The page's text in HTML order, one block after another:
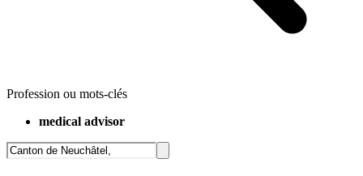
Profession ou mots-clés
medical advisor